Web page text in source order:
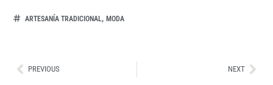
ARTESANÍA TRADICIONAL, MODA
AntPREVIOUS NEXT